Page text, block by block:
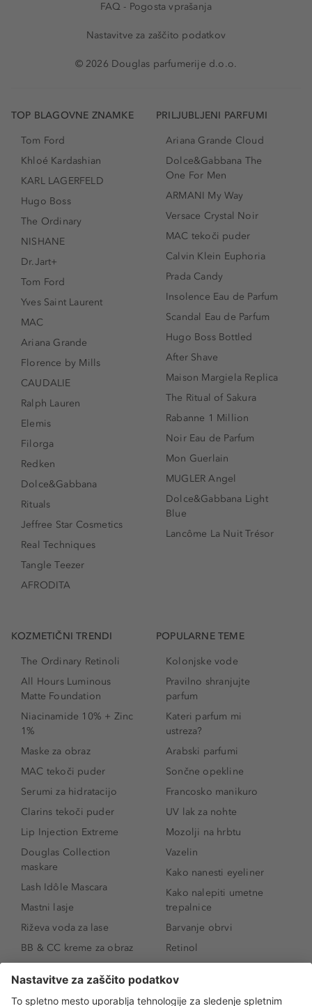
FAQ - Pogosta vprašanja
Nastavitve za zaščito podatkov
© 2026 Douglas parfumerije d.o.o.
TOP BLAGOVNE ZNAMKE
Tom Ford
Khloé Kardashian
KARL LAGERFELD
Hugo Boss
The Ordinary
NISHANE
Dr.Jart+
Tom Ford
Yves Saint Laurent
MAC
Ariana Grande
Florence by Mills
CAUDALIE
Ralph Lauren
Elemis
Filorga
Redken
Dolce&Gabbana
Rituals
Jeffree Star Cosmetics
Real Techniques
Tangle Teezer
AFRODITA
PRILJUBLJENI PARFUMI
Ariana Grande Cloud
Dolce&Gabbana The
One For Men
ARMANI My Way
Versace Crystal Noir
MAC tekoči puder
Calvin Klein Euphoria
Prada Candy
Insolence Eau de Parfum
Scandal Eau de Parfum
Hugo Boss Bottled
After Shave
Maison Margiela Replica
The Ritual of Sakura
Rabanne 1 Million
Noir Eau de Parfum
Mon Guerlain
MUGLER Angel
Dolce&Gabbana Light
Blue
Lancôme La Nuit Trésor
KOZMETIČNI TRENDI
The Ordinary Retinoli
All Hours Luminous
Matte Foundation
Niacinamide 10% + Zinc
1%
Maske za obraz
MAC tekoči puder
Serumi za hidratacijo
Clarins tekoči puder
Lip Injection Extreme
Douglas Collection
maskare
Lash Idôle Mascara
Mastni lasje
Riževa voda za lase
BB & CC kreme za obraz
SPF 30
Senčila za oči
POPULARNE TEME
Kolonjske vode
Pravilno shranjujte
parfum
Kateri parfum mi
ustreza?
Arabski parfumi
Sončne opekline
Francosko manikuro
UV lak za nohte
Mozolji na hrbtu
Vazelin
Kako nanesti eyeliner
Kako nalepiti umetne
trepalnice
Barvanje obrvi
Retinol